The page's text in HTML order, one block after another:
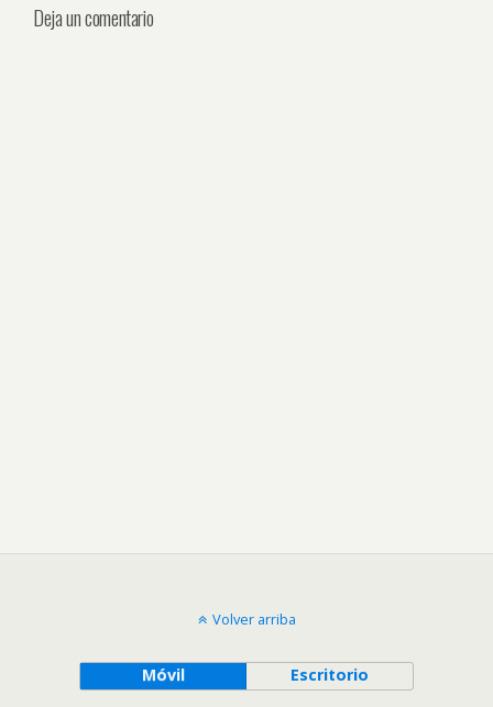
Deja un comentario
Volver arriba
Móvil Escritorio